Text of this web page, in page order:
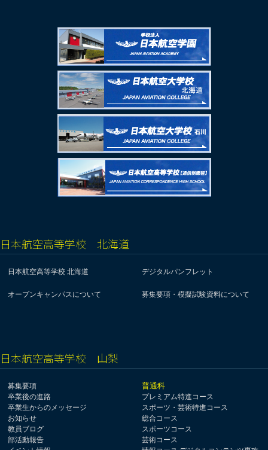
日本航空高等学校 北海道
日本航空高等学校 北海道 デジタルパンフレット
オープンキャンパスについて 募集要項・模擬試験資料について
日本航空高等学校 山梨
募集要項
卒業後の進路
卒業生からのメッセージ
お知らせ
教員ブログ
部活動報告
普通科
プレミアム特進コース
スポーツ・芸術特進コース
総合コース
スポーツコース
芸術コース